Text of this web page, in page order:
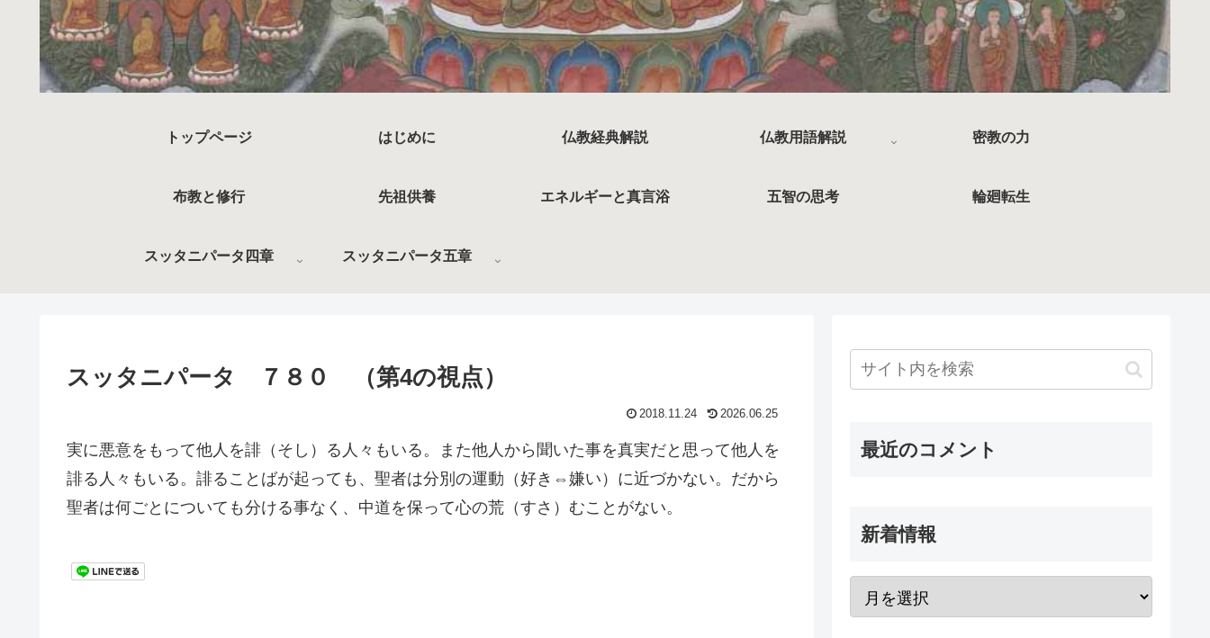
トップページ はじめに 仏教経典解説 仏教用語解説 密教の力
布教と修行 先祖供養 エネルギーと真言浴 五智の思考 輪廻転生
スッタニパータ四章 スッタニパータ五章
スッタニパータ ７８０ （第4の視点）
2018.11.24 2026.06.25
実に悪意をもって他人を誹（そし）る人々もいる。また他人から聞いた事を真実だと思って他人を
誹る人々もいる。誹ることばが起っても、聖者は分別の運動（好き⇔嫌い）に近づかない。だから
聖者は何ごとについても分ける事なく、中道を保って心の荒（すさ）むことがない。
最近のコメント
新着情報